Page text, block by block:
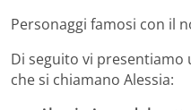
Personaggi famosi con il
Di seguito vi presentiamo
che si chiamano Alessia: